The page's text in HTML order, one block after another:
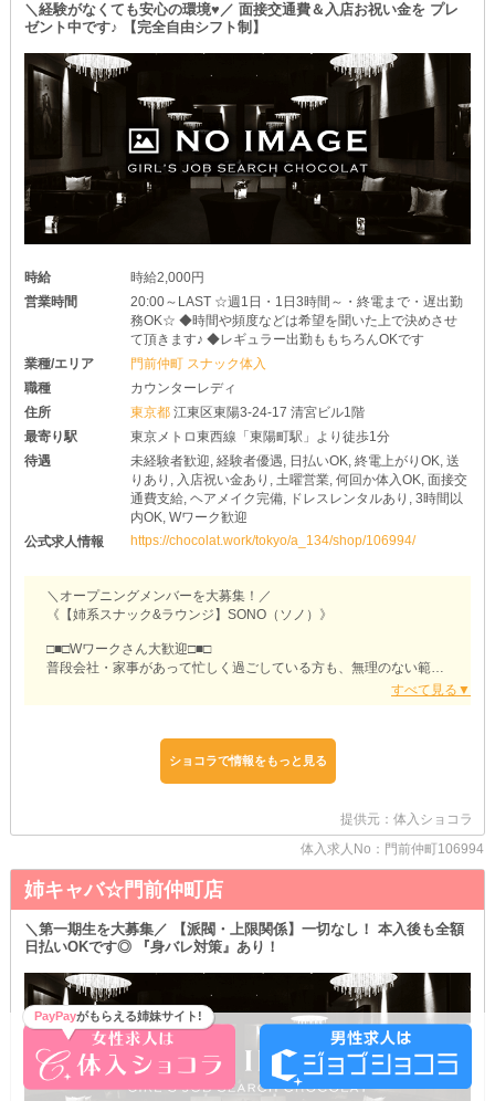
＼経験がなくても安心の環境♥／ 面接交通費＆入店お祝い金を プレ
ゼント中です♪ 【完全自由シフト制】
時給
時給2,000円
営業時間
20:00～LAST ☆週1日・1日3時間～・終電まで・遅出勤
務OK☆ ◆時間や頻度などは希望を聞いた上で決めさせ
て頂きます♪ ◆レギュラー出勤ももちろんOKです
業種/エリア
門前仲町 スナック体入
職種
カウンターレディ
住所
東京都江東区東陽3-24-17 清宮ビル1階
最寄り駅
東京メトロ東西線「東陽町駅」より徒歩1分
待遇
未経験者歓迎, 経験者優遇, 日払いOK, 終電上がりOK, 送
りあり, 入店祝い金あり, 土曜営業, 何回か体入OK, 面接交
通費支給, ヘアメイク完備, ドレスレンタルあり, 3時間以
内OK, Wワーク歓迎
公式求人情報
https://chocolat.work/tokyo/a_134/shop/106994/
＼オープニングメンバーを大募集！／
《【姉系スナック&ラウンジ】SONO（ソノ）》
□■□Wワークさん大歓迎□■□
普段会社・家事があって忙しく過ごしている方も、無理のない範囲
空いた時間を有効活用して、今より収入をUPさせませんか？♪
□■□手ぶらで出勤してOK□■□
時間や費用をかけなくて良いから、未経験者さんもすぐに働き始め
女の子の負担が少しでも減るように、環境を整えています。
「今より居心地の良いお店に移籍したい」
「在籍先の人間関係が面倒で、新しいところを探している」など…
高待遇を揃え、理想の“女の子ファースト”を実現しています◎
「ここに来て良かった！」と思ってもらえること、間違いナシ！
ショコラで情報をもっと見る
提供元：体入ショコラ
体入求人No：門前仲町106994
姉キャバ☆門前仲町店
＼第一期生を大募集／ 【派閥・上限関係】一切なし！ 本入後も全額
日払いOKです◎ 『身バレ対策』あり！
PayPayがもらえる姉妹サイト!